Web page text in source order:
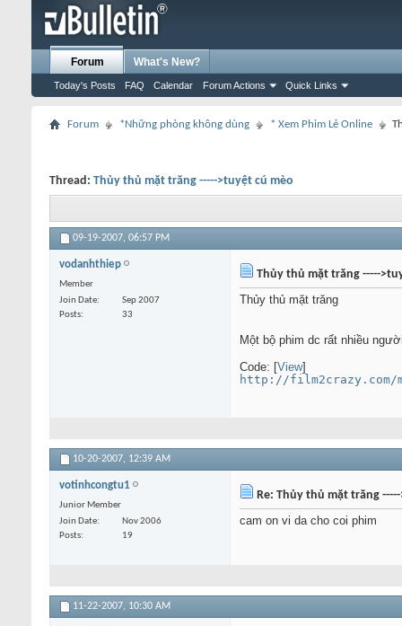
Forum
Today's Posts FAQ Calendar Forum Actions Quick Links
What's New?
Forum *Những phòng không dùng * Xem Phim Lẻ Online
Thread: Thủy thủ mặt trăng ----->tuyệt cú mèo
09-19-2007, 06:57 PM
vodanhthiep
Member
Join Date
Sep 2007
Posts
33
Thủy thủ mặt trăng -----
Thủy thủ mặt trăng
Một bộ phim dc rất nhiều
Code: [View]
http://film2crazy.com/
10-20-2007, 12:39 AM
votinhcongtu1
Junior Member
Join Date
Nov 2006
Posts
19
Re: Thủy thủ mặt trăng
cam on vi da cho coi phim
11-22-2007, 10:30 AM